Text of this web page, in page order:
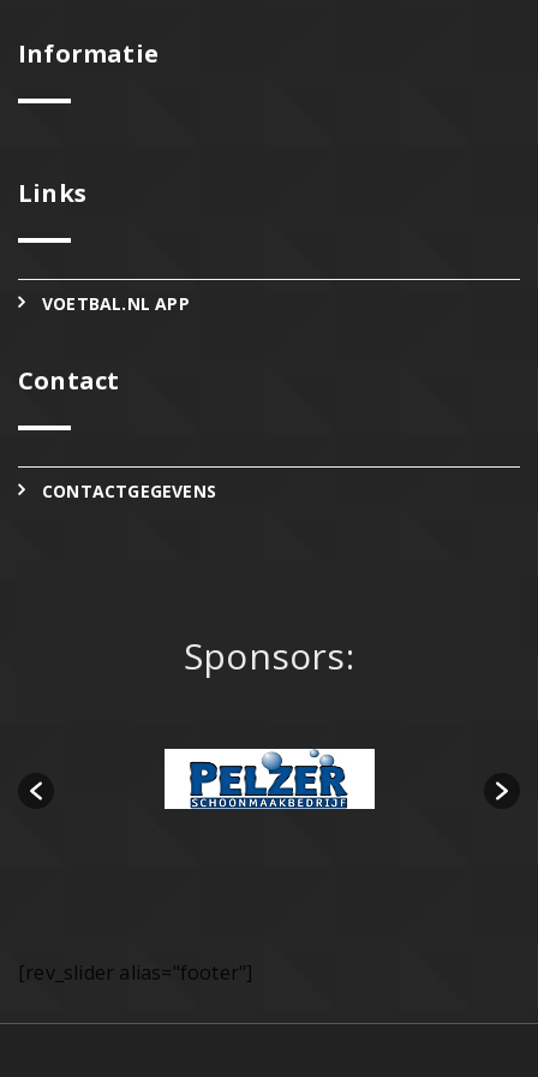
Informatie
Links
VOETBAL.NL APP
Contact
CONTACTGEGEVENS
Sponsors:
[rev_slider alias="footer"]